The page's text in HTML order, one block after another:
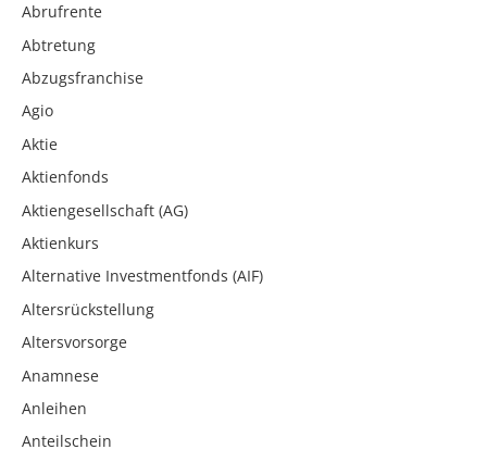
Abrufrente
Abtretung
Abzugsfranchise
Agio
Aktie
Aktienfonds
Aktiengesellschaft (AG)
Aktienkurs
Alternative Investmentfonds (AIF)
Altersrückstellung
Altersvorsorge
Anamnese
Anleihen
Anteilschein